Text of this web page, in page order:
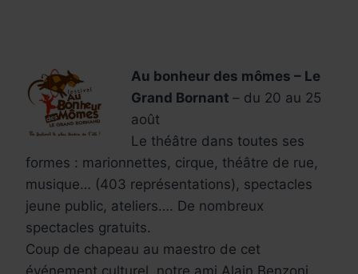
Au bonheur des mômes – Le
Grand Bornant – du 20 au 25
août
Le théâtre dans toutes ses
formes : marionnettes, cirque, théâtre de rue,
musique… (403 représentations), spectacles
jeune public, ateliers…. De nombreux
spectacles gratuits.
Coup de chapeau au maestro de cet
événement culturel, notre ami Alain Benzoni.